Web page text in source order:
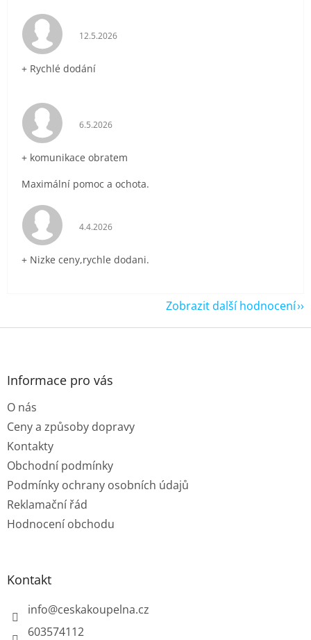
Hodnocení obchodu je 5 z 5 hvězdiček.
12.5.2026
+ Rychlé dodání
Hodnocení obchodu je 5 z 5 hvězdiček.
6.5.2026
+ komunikace obratem
Maximální pomoc a ochota.
Hodnocení obchodu je 5 z 5 hvězdiček.
4.4.2026
+ Nizke ceny,rychle dodani.
Zobrazit další hodnocení
Z
Informace pro vás
O nás
Ceny a způsoby dopravy
Kontakty
Obchodní podmínky
Podmínky ochrany osobních údajů
Reklamační řád
Hodnocení obchodu
Kontakt
info@ceskakoupelna.cz
603574112